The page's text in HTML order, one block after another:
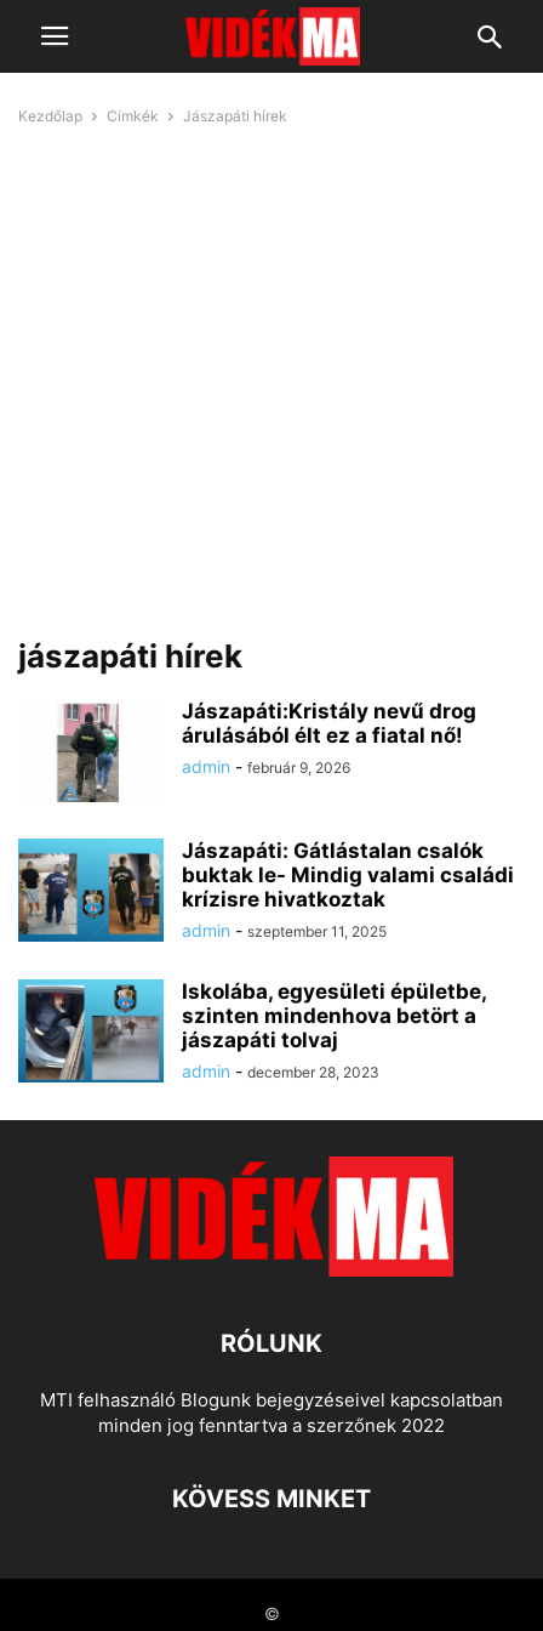
Kezdőlap Címkék Jászapáti hírek
jászapáti hírek
Jászapáti:Kristály nevű drog
árulásából élt ez a fiatal nő!
admin - február 9, 2026
Jászapáti: Gátlástalan csalók
buktak le- Mindig valami családi
krízisre hivatkoztak
admin - szeptember 11, 2025
Iskolába, egyesületi épületbe,
szinten mindenhova betört a
jászapáti tolvaj
admin - december 28, 2023
RÓLUNK
MTI felhasználó Blogunk bejegyzéseivel kapcsolatban
minden jog fenntartva a szerzőnek 2022
KÖVESS MINKET
©